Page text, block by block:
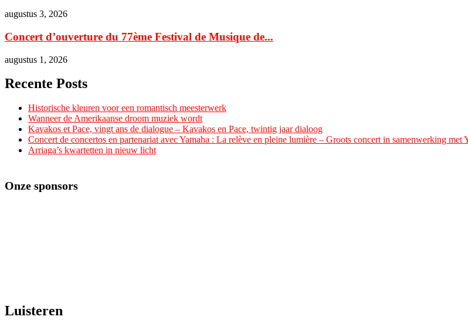
augustus 3, 2026
Concert d’ouverture du 77ème Festival de Musique de...
augustus 1, 2026
Recente Posts
Historische kleuren voor een romantisch meesterwerk
Wanneer de Amerikaanse droom muziek wordt
Kavakos et Pace, vingt ans de dialogue – Kavakos en Pace, twintig jaar dialoog
Concert de concertos en partenariat avec Yamaha : La relève en pleine lumière – Groots concert in samenwerking met
Arriaga’s kwartetten in nieuw licht
Onze sponsors
Luisteren